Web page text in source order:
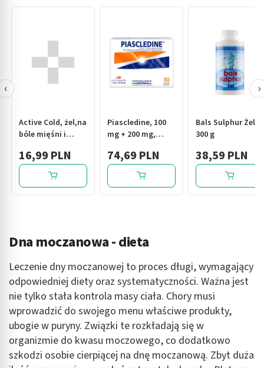
Active Cold, żel,na
bóle mięśni i
16,99 PLN
Piascledine, 100
mg + 200 mg,
30 szt.
74,69 PLN
Bals Sulphur Żel,
300 g
38,59 PLN
‹ ›
Dna moczanowa - dieta
Leczenie dny moczanowej to proces długi, wymagający
odpowiedniej diety oraz systematyczności. Ważna jest
nie tylko stała kontrola masy ciała. Chory musi
wprowadzić do swojego menu właściwe produkty,
ubogie w puryny. Związki te rozkładają się w
organizmie do kwasu moczowego, co dodatkowo
szkodzi osobie cierpiącej na dnę moczanową. Zbyt duża